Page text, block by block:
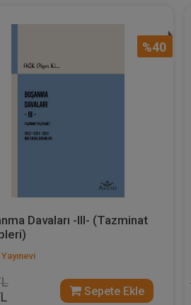
%40
Davaları -III- (Tazminat
Sepete Ekle